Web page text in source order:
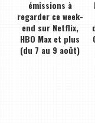
émissions à
regarder ce week-
end sur Netflix,
HBO Max et plus
(du 7 au 9 août)